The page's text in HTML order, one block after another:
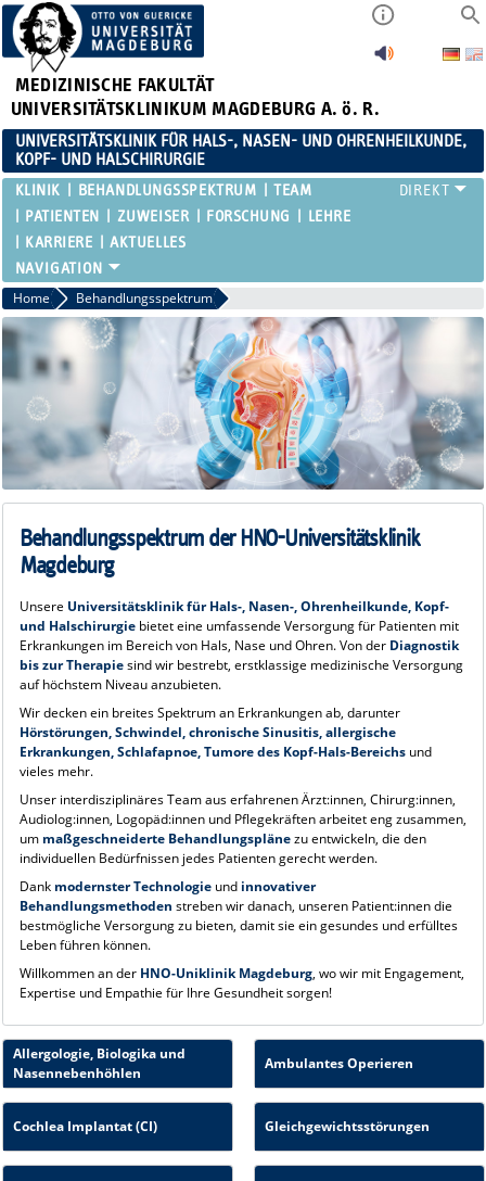
MEDIZINISCHE FAKULTÄT
UNIVERSITÄTSKLINIKUM MAGDEBURG A. ö. R.
UNIVERSITÄTSKLINIK FÜR HALS-, NASEN- UND OHRENHEILKUNDE,
KOPF- UND HALSCHIRURGIE
KLINIK BEHANDLUNGSSPEKTRUM
TEAM
PATIENTEN
ZUWEISER FORSCHUNG
LEHRE
KARRIERE
AKTUELLES
Home Behandlungsspektrum
Behandlungsspektrum der HNO-Universitätsklinik
Magdeburg
Unsere Universitätsklinik für Hals-, Nasen-, Ohrenheilkunde, Kopf-
und Halschirurgiebietet eine umfassende Versorgung für Patienten mit
Erkrankungen im Bereich von Hals, Nase und Ohren. Von der Diagnostik
bis zur Therapiesind wir bestrebt, erstklassige medizinische Versorgung
auf höchstem Niveau anzubieten.
Wir decken ein breites Spektrum an Erkrankungen ab, darunter
Hörstörungen, Schwindel, chronische Sinusitis, allergische
Erkrankungen, Schlafapnoe, Tumore des Kopf-Hals-Bereichsund
vieles mehr.
Unser interdisziplinäres Team aus erfahrenen Ärzt:innen, Chirurg:innen,
Audiolog:innen, Logopäd:innen und Pflegekräften arbeitet eng zusammen,
um maßgeschneiderte Behandlungsplänezu entwickeln, die den
individuellen Bedürfnissen jedes Patienten gerecht werden.
Dank modernster Technologieundinnovativer
Behandlungsmethoden streben wir danach, unseren Patient:innen die
bestmögliche Versorgung zu bieten, damit sie ein gesundes und erfülltes
Leben führen können.
Willkommen an der HNO-Uniklinik Magdeburg, wo wir mit Engagement,
Expertise und Empathie für Ihre Gesundheit sorgen!
Allergologie, Biologika und
Nasennebenhöhlen
Ambulantes Operieren
Cochlea Implantat (CI) Gleichgewichtsstörungen